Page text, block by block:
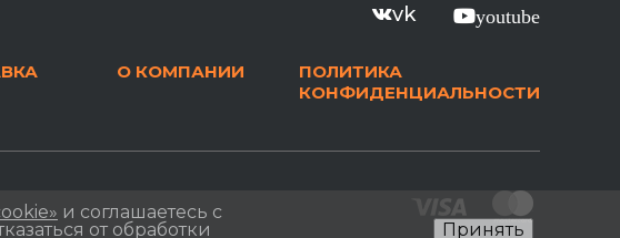
vk youtube
О КОМПАНИИ
ПОЛИТИКА
КОНФИДЕНЦИАЛЬНОСТИ
и соглашаетесь с
от обработки
Принять